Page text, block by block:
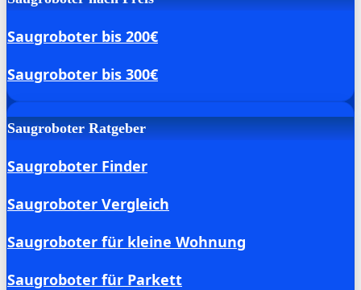
Saugroboter bis 200€
Saugroboter bis 300€
Saugroboter Ratgeber
Saugroboter Finder
Saugroboter Vergleich
Saugroboter für kleine Wohnung
Saugroboter für Parkett